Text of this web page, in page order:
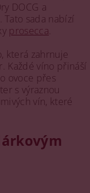
DOCG a
Tato sada nabízí
prosecca
která zahrnuje
Každé víno přináší
ovoce přes
s výraznou
vín, které